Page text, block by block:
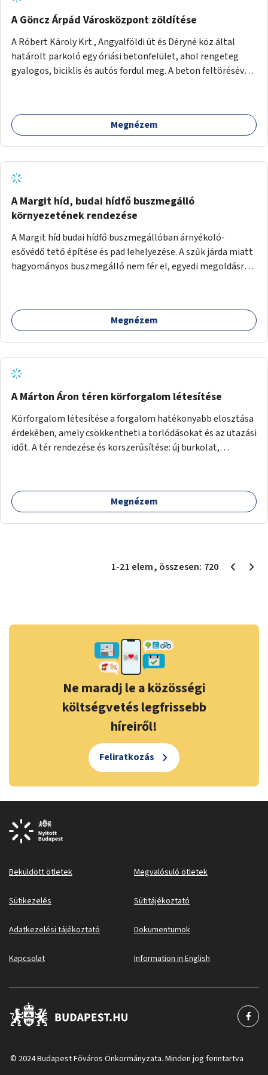
A Göncz Árpád Városközpont zöldítése
A Róbert Károly Krt., Angyalföldi út és Déryné köz által
határolt parkoló egy óriási betonfelület, ahol rengeteg
gyalogos, biciklis és autós fordul meg. A beton feltörésével,
menti járda és a parkoló közé kellene egy zöld sáv,
virágágyásokkal a meglévő fák alá, a lakóépület felőli két
Megnézem
A Margit híd, budai hídfő buszmegálló
környezetének rendezése
A Margit híd budai hídfő buszmegállóban árnyékoló-
esővédő tető építése és pad lehelyezése. A szűk járda miatt
hagyományos buszmegálló nem fér el, egyedi megoldásra
Megnézem
A Márton Áron téren körforgalom létesítése
Körforgalom létesítése a forgalom hatékonyabb elosztása
érdekében, amely csökkentheti a torlódásokat és az utazási
időt. A tér rendezése és korszerűsítése: új burkolat,
időznek.
Megnézem
1-21 elem, összesen: 720
Ne maradj le a közösségi
költségvetés legfrissebb
híreiről!
Feliratkozás
Beküldött ötletek Megvalósuló ötletek
Sütikezelés Sütitájékoztató
Adatkezelési tájékoztató Dokumentumok
Kapcsolat Information in English
© 2024 Budapest Főváros Önkormányzata. Minden jog fenntartva